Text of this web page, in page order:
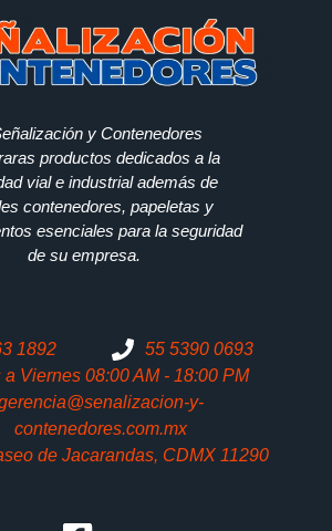
y Contenedores
productos dedicados a la
vial e industrial además de
contenedores, papeletas y
esenciales para la seguridad
de su empresa.
1892
55 5390 0693
a Viernes 08:00 AM - 18:00 PM
y-
contenedores.com.mx
de Jacarandas, CDMX 11290